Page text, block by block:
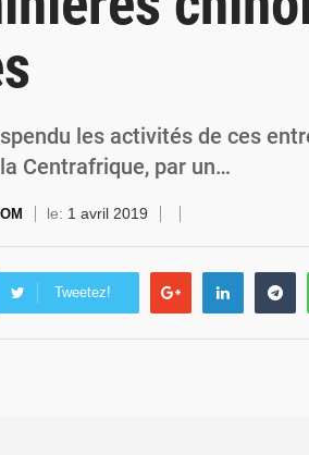
Burkina Faso : la VIDEO-verbalisation
les activités de ces
Centrafrique, par un…
le: 1 avril 2019
Tweetez!